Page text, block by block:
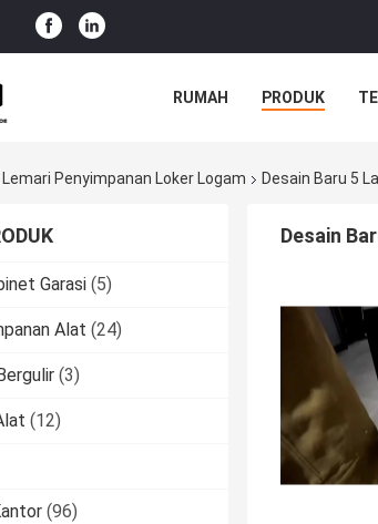
RUMAH PRODUK
Lemari Penyimpanan Loker Logam Desain Baru 5
Garasi (5)
Alat (24)
(3)
(12)
(96)
Desain